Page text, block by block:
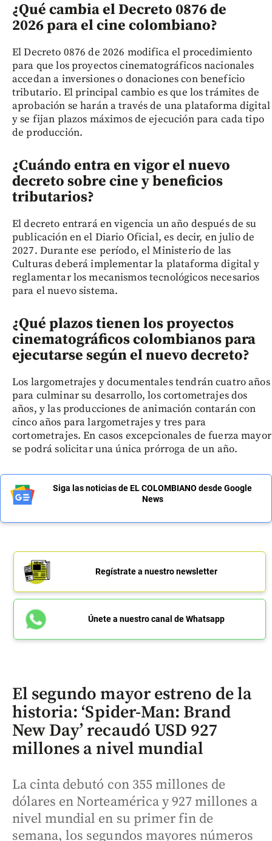
¿Qué cambia el Decreto 0876 de
2026 para el cine colombiano?
El Decreto 0876 de 2026 modifica el procedimiento
para que los proyectos cinematográficos nacionales
accedan a inversiones o donaciones con beneficio
tributario. El principal cambio es que los trámites de
aprobación se harán a través de una plataforma digital
y se fijan plazos máximos de ejecución para cada tipo
de producción.
¿Cuándo entra en vigor el nuevo
decreto sobre cine y beneficios
tributarios?
El decreto entrará en vigencia un año después de su
publicación en el Diario Oficial, es decir, en julio de
2027. Durante ese período, el Ministerio de las
Culturas deberá implementar la plataforma digital y
reglamentar los mecanismos tecnológicos necesarios
para el nuevo sistema.
¿Qué plazos tienen los proyectos
cinematográficos colombianos para
ejecutarse según el nuevo decreto?
Los largometrajes y documentales tendrán cuatro años
para culminar su desarrollo, los cortometrajes dos
años, y las producciones de animación contarán con
cinco años para largometrajes y tres para
cortometrajes. En casos excepcionales de fuerza mayor
se podrá solicitar una única prórroga de un año.
Siga las noticias de EL COLOMBIANO desde Google
News
Regístrate a nuestro newsletter
Únete a nuestro canal de Whatsapp
El segundo mayor estreno de la
historia: ‘Spider-Man: Brand
New Day’ recaudó USD 927
millones a nivel mundial
La cinta debutó con 355 millones de
dólares en Norteamérica y 927 millones a
nivel mundial en su primer fin de
semana, los segundos mayores números